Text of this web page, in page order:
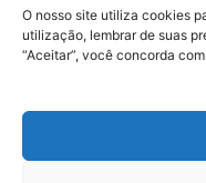
O nosso site utiliza cookies
utilização, lembrar de suas
“Aceitar”, você concorda
© 2025 A Província do